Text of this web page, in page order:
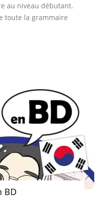
au niveau débutant.
toute la grammaire
BD